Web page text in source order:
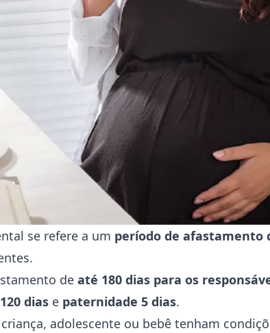
se refere a um período de afastamento
de até 180 dias para os
dias e paternidade 5 dias.
adolescente ou bebê tenham